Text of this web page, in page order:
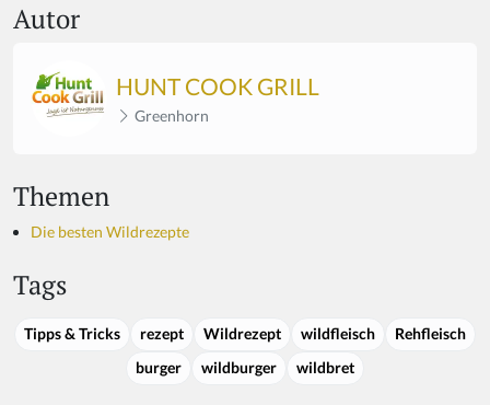
Autor
HUNT COOK GRILL
Greenhorn
Themen
Die besten Wildrezepte
Tags
Tipps & Tricks rezept Wildrezept wildfleisch
Rehfleisch
burger
wildburger wildbret